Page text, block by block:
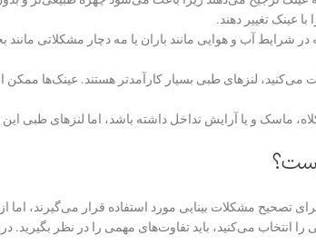
عینک تغییر دهند.
شرایط آب و هوایی مانند باران یا مه دچار مشکلاتی
لنزهای طبی بسیار کارآمدتر هستند. عینک‌ها ممکن
ماسک و یا آرایش تداخل داشته باشد، اما لنزهای طبی این
تصحیح مشکلات بینایی مورد استفاده قرار می‌گیرند،
را انتخاب می‌کنید، باید تفاوت‌های مهمی را در نظر